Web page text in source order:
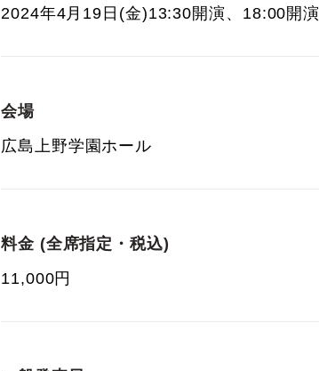
2024年4月19日(金)13:30開演、18:00開演
会場
広島上野学園ホール
料金 (全席指定・税込)
11,000円